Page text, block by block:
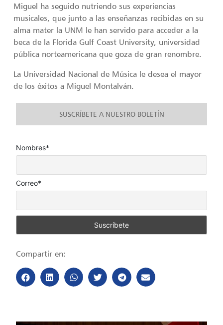
Miguel ha seguido nutriendo sus experiencias
musicales, que junto a las enseñanzas recibidas en su
alma mater la UNM le han servido para acceder a la
beca de la Florida Gulf Coast University, universidad
pública norteamericana que goza de gran renombre.
La Universidad Nacional de Música le desea el mayor
de los éxitos a Miguel Montalván.
SUSCRÍBETE A NUESTRO BOLETÍN
Nombres*
Correo*
Compartir en: